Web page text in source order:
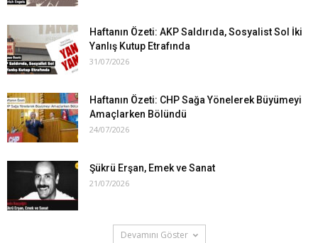
Haftanın Özeti: AKP Saldırıda, Sosyalist Sol İki
Yanlış Kutup Etrafında
31/07/2026
Haftanın Özeti: CHP Sağa Yönelerek Büyümeyi
Amaçlarken Bölündü
24/07/2026
Şükrü Erşan, Emek ve Sanat
21/07/2026
Devamını Göster